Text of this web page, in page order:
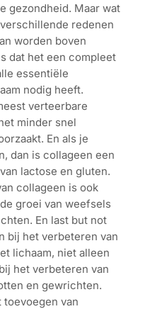
gezondheid. Maar wat
redenen
worden boven
dat het een compleet
essentiële
nodig heeft.
verteerbare
minder snel
En als je
dan is collageen een
lactose en gluten.
collageen is ook
groei van weefsels
En last but not
bij het verbeteren van
lichaam, niet alleen
het verbeteren van
en gewrichten.
toevoegen van